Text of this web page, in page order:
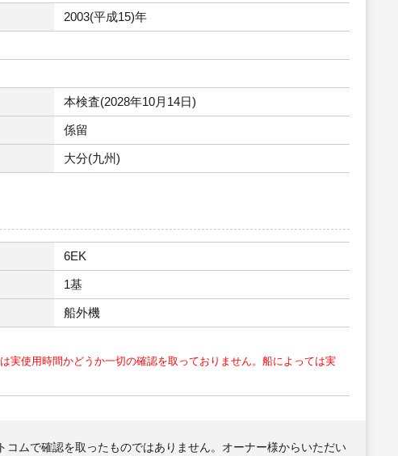
2003(平成15)年
本検査(2028年10月14日)
係留
大分(九州)
6EK
1基
船外機
使用時間かどうか一切の確認を取っておりません。船によっては実
ムで確認を取ったものではありません。オーナー様からいただい